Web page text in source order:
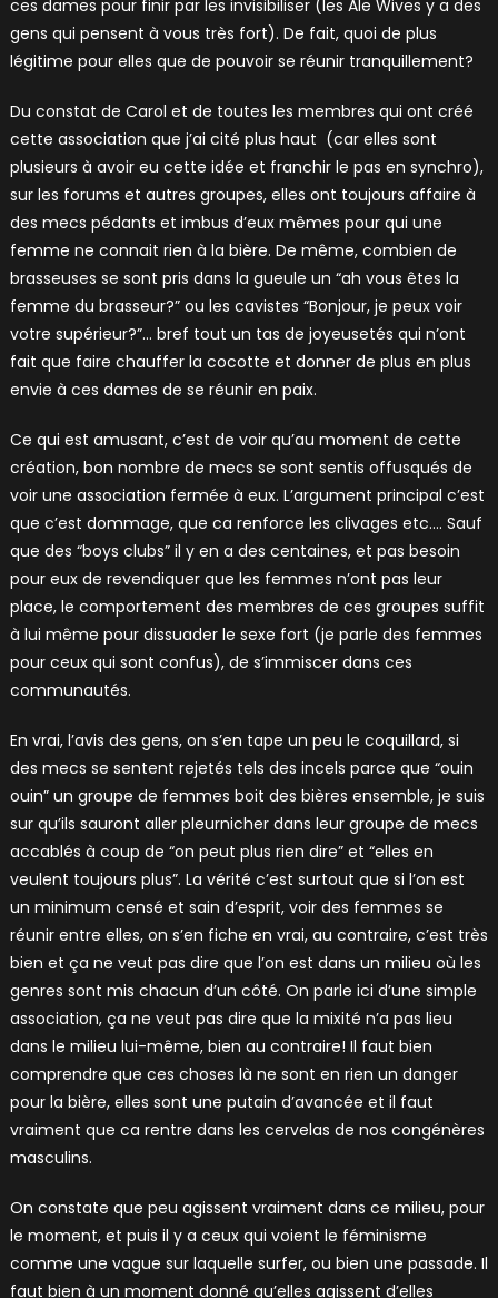
ces dames pour finir par les invisibiliser (les Ale Wives y a des
gens qui pensent à vous très fort). De fait, quoi de plus
légitime pour elles que de pouvoir se réunir tranquillement?
Du constat de Carol et de toutes les membres qui ont créé
cette association que j’ai cité plus haut (car elles sont
plusieurs à avoir eu cette idée et franchir le pas en synchro),
sur les forums et autres groupes, elles ont toujours affaire à
des mecs pédants et imbus d’eux mêmes pour qui une
femme ne connait rien à la bière. De même, combien de
brasseuses se sont pris dans la gueule un “ah vous êtes la
femme du brasseur?” ou les cavistes “Bonjour, je peux voir
votre supérieur?”… bref tout un tas de joyeusetés qui n’ont
fait que faire chauffer la cocotte et donner de plus en plus
envie à ces dames de se réunir en paix.
Ce qui est amusant, c’est de voir qu’au moment de cette
création, bon nombre de mecs se sont sentis offusqués de
voir une association fermée à eux. L’argument principal c’est
que c’est dommage, que ca renforce les clivages etc…. Sauf
que des “boys clubs” il y en a des centaines, et pas besoin
pour eux de revendiquer que les femmes n’ont pas leur
place, le comportement des membres de ces groupes suffit
à lui même pour dissuader le sexe fort (je parle des femmes
pour ceux qui sont confus), de s’immiscer dans ces
communautés.
En vrai, l’avis des gens, on s’en tape un peu le coquillard, si
des mecs se sentent rejetés tels des incels parce que “ouin
ouin” un groupe de femmes boit des bières ensemble, je suis
sur qu’ils sauront aller pleurnicher dans leur groupe de mecs
accablés à coup de “on peut plus rien dire” et “elles en
veulent toujours plus”. La vérité c’est surtout que si l’on est
un minimum censé et sain d’esprit, voir des femmes se
réunir entre elles, on s’en fiche en vrai, au contraire, c’est très
bien et ça ne veut pas dire que l’on est dans un milieu où les
genres sont mis chacun d’un côté. On parle ici d’une simple
association, ça ne veut pas dire que la mixité n’a pas lieu
dans le milieu lui-même, bien au contraire! Il faut bien
comprendre que ces choses là ne sont en rien un danger
pour la bière, elles sont une putain d’avancée et il faut
vraiment que ca rentre dans les cervelas de nos congénères
masculins.
On constate que peu agissent vraiment dans ce milieu, pour
le moment, et puis il y a ceux qui voient le féminisme
comme une vague sur laquelle surfer, ou bien une passade. Il
faut bien à un moment donné qu’elles agissent d’elles